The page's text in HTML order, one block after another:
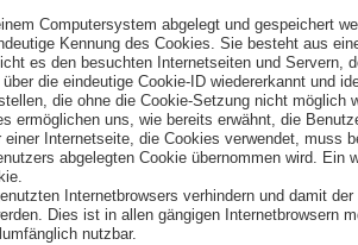
Computersystem abgelegt und gespeichert
Kennung des Cookies. Sie besteht aus
es den besuchten Internetseiten und Servern,
die eindeutige Cookie-ID wiedererkannt und
die ohne die Cookie-Setzung nicht möglich
ermöglichen uns, wie bereits erwähnt, die
Internetseite, die Cookies verwendet, muss
abgelegten Cookie übernommen wird. Ein
Internetbrowsers verhindern und damit
Dies ist in allen gängigen Internetbrowsern
nutzbar.